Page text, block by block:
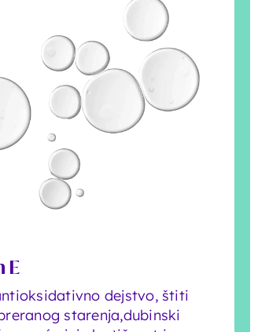
E
dejstvo, štiti
starenja,dubinski